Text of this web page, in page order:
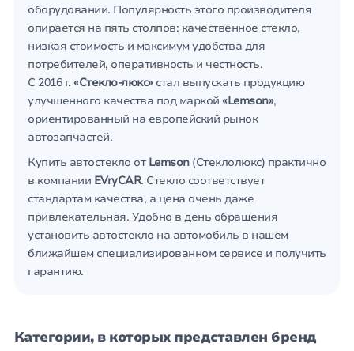
оборудовании. Популярность этого производителя
опирается на пять столпов: качественное стекло,
низкая стоимость и максимум удобства для
потребителей, оперативность и честность.
С 2016 г. «Стекло-люкс»стал выпускать продукцию
улучшенного качества под маркой «Lemson»,
ориентированный на европейский рынок
автозапчастей.
Купить автостекло от Lemson(Стеклолюкс) практично
в компании EVryCAR. Стекло соответствует
стандартам качества, а цена очень даже
привлекательная. Удобно в день обращения
установить автостекло на автомобиль в нашем
ближайшем специализированном сервисе и получить
гарантию.
Категории, в которых представлен бренд